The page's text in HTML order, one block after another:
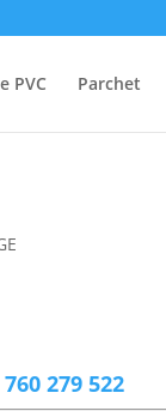
PVC Parchet
279 522